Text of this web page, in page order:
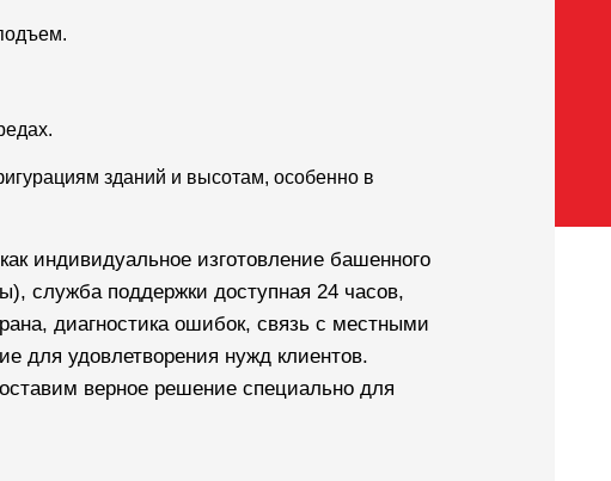
зданий и высотам, особенно в
индивидуальное изготовление башенного
служба поддержки доступная 24 часов,
диагностика ошибок, связь с местными
для удовлетворения нужд клиентов.
верное решение специально для